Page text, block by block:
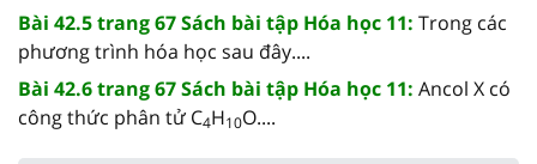
Bài 42.5 trang 67 Sách bài tập Hóa học 11: Trong các
phương trình hóa học sau đây....
Bài 42.6 trang 67 Sách bài tập Hóa học 11: Ancol X có
công thức phân tử C4H10O....